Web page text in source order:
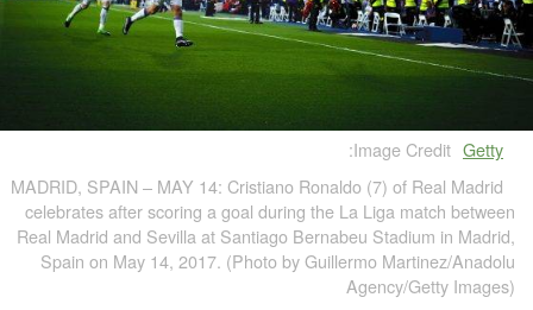
Image Credit: Getty
MADRID, SPAIN – MAY 14: Cristiano Ronaldo (7) of Real Madrid
celebrates after scoring a goal during the La Liga match between
Real Madrid and Sevilla at Santiago Bernabeu Stadium in Madrid,
Spain on May 14, 2017. (Photo by Guillermo Martinez/Anadolu
Agency/Getty Images)